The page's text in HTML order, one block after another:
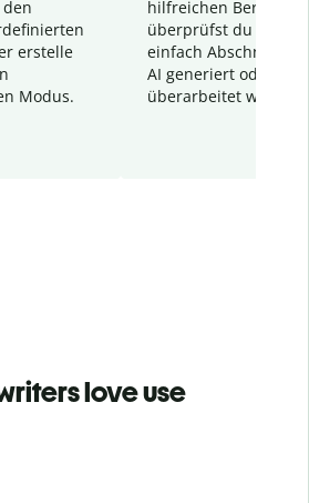
erstelle
Modus.
hilfreichen Bericht.
überprüfst du
einfach Abschnitte,
AI generiert oder
überarbeitet wurden.
love use